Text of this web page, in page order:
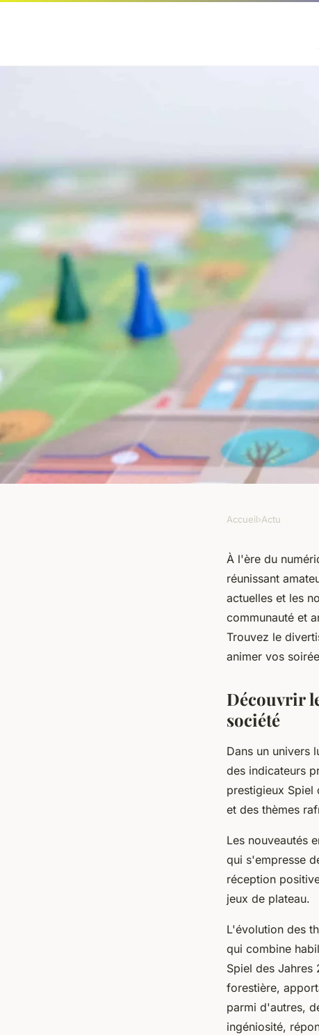
Jeux de société :
Accueil›Actu
À l'ère du
réunissant
actuelles et les
communauté et
Trouvez le
animer vos
Découvrir
société
Dans un univers
des indicateurs
prestigieux Spiel
et des thèmes
Les nouveautés
qui s'empresse
réception
jeux de plateau.
L'évolution des
qui combine
Spiel des
forestière,
parmi d'autres,
ingéniosité,